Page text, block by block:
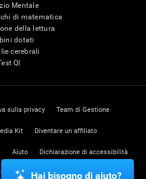
Mentale
di matematica
della lettura
dotati
cerebrali
QI
sulla privacy Team di Gestione
Kit Diventare un affiliato
Aiuto Dichiarazione di accessibilità
di FiduciaHai bisogno di aiuto?